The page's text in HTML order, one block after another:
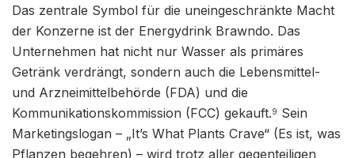
Das zentrale Symbol für die uneingeschränkte Macht
der Konzerne ist der Energydrink Brawndo. Das
Unternehmen hat nicht nur Wasser als primäres
Getränk verdrängt, sondern auch die Lebensmittel-
und Arzneimittelbehörde (FDA) und die
Kommunikationskommission (FCC) gekauft.9 Sein
Marketingslogan – „It’s What Plants Crave“ (Es ist, was
Pflanzen begehren) – wird trotz aller gegenteiligen